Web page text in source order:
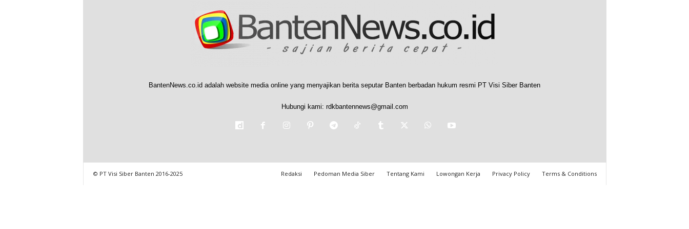
BantenNews.co.id adalah website media online yang menyajikan berita seputar Banten berbadan hukum resmi PT Visi Siber Banten
Hubungi kami: rdkbantennews@gmail.com
Redaksi Pedoman Media Siber Tentang Kami Lowongan Kerja Privacy Policy Terms & Conditions
© PT Visi Siber Banten 2016-2025